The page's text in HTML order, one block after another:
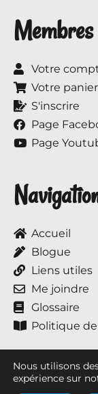
Membres
Votre
Votre panier
S'inscrire
Page
Page
Accueil
Blogue
Liens utiles
Me joindre
Glossaire
Politique
Nous utilisons
expérience sur